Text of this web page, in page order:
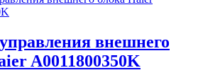
внешнего
A0011800350K